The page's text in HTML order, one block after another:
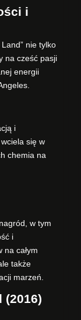
i
nie tylko
na cześć pasji
energii
i
wciela się w
chemia na
w tym
i
na całym
także
marzeń.
(2016)